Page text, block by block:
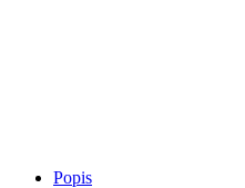
Popis